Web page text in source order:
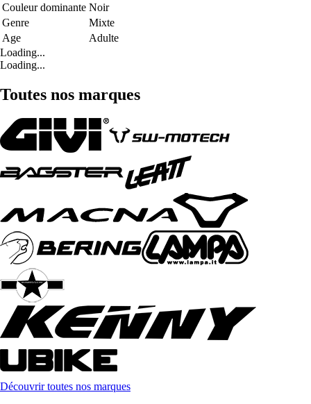
Couleur dominante Noir
Genre
Mixte
Age
Adulte
Loading...
Loading...
Toutes nos marques
Découvrir toutes nos marques